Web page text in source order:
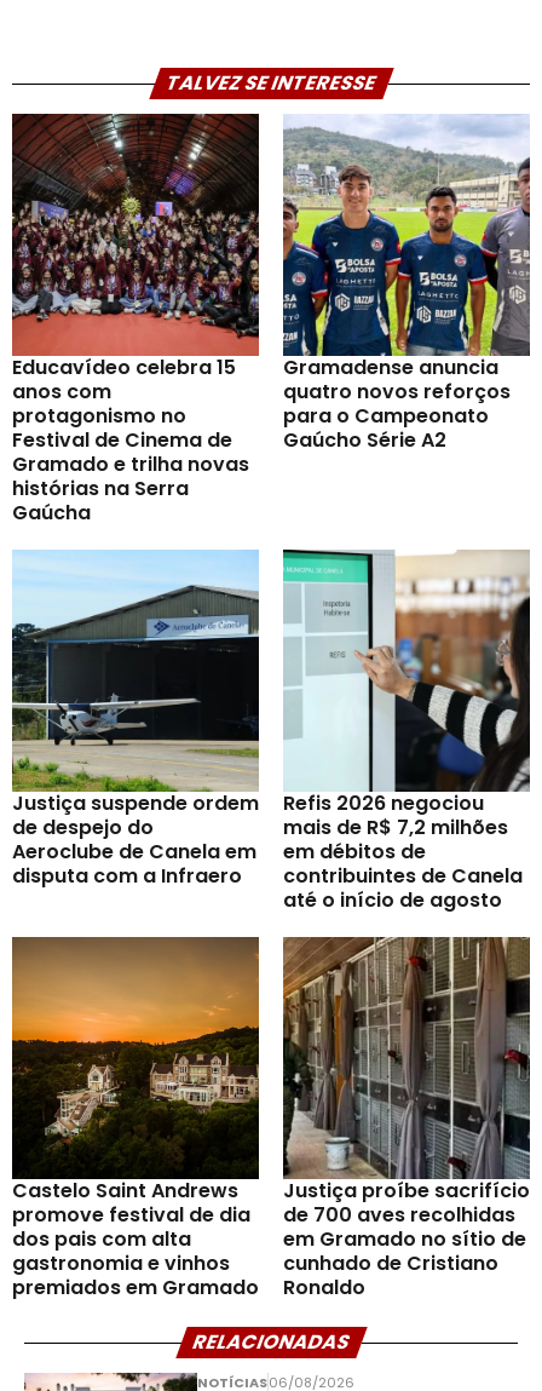
TALVEZ SE INTERESSE
Educavídeo celebra 15
anos com
protagonismo no
Festival de Cinema de
Gramado e trilha novas
histórias na Serra
Gaúcha
Gramadense anuncia
quatro novos reforços
para o Campeonato
Gaúcho Série A2
Justiça suspende ordem
de despejo do
Aeroclube de Canela em
disputa com a Infraero
Refis 2026 negociou
mais de R$ 7,2 milhões
em débitos de
contribuintes de Canela
até o início de agosto
Castelo Saint Andrews
promove festival de dia
dos pais com alta
gastronomia e vinhos
premiados em Gramado
Justiça proíbe sacrifício
de 700 aves recolhidas
em Gramado no sítio de
cunhado de Cristiano
Ronaldo
RELACIONADAS
NOTÍCIAS06/08/2026